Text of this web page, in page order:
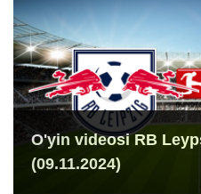
O'yin videosi RB
(09.11.2024)